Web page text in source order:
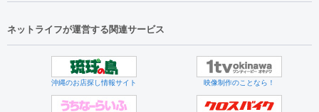
ネットライフが運営する関連サービス
沖縄のお店探し情報サイト 映像制作のことなら！